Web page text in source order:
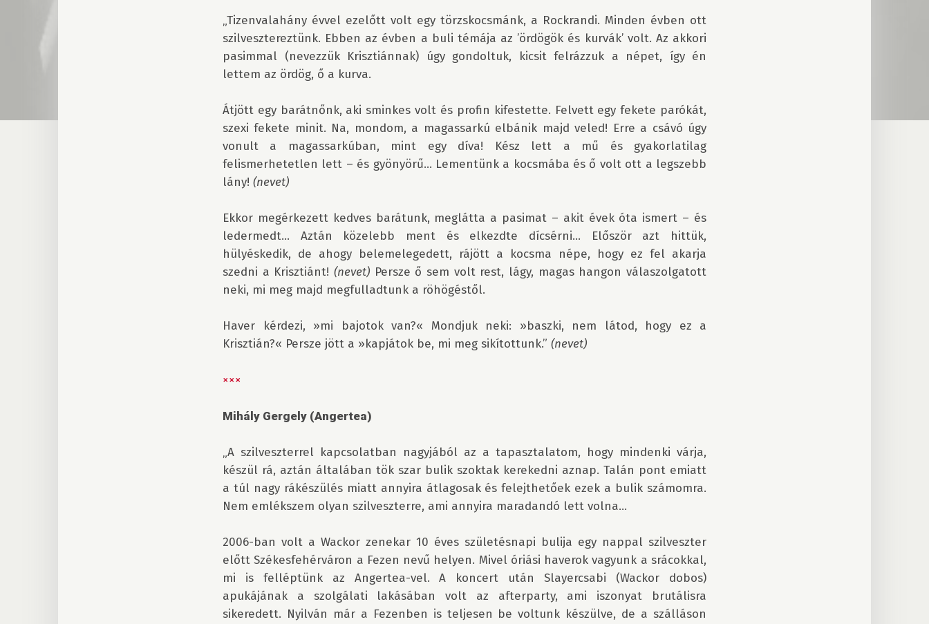
„Tizenvalahány évvel ezelőtt volt egy törzskocsmánk, a Rockrandi. Minden évben ott
szilvesztereztünk. Ebben az évben a buli témája az ’ördögök és kurvák’ volt. Az akkori
pasimmal (nevezzük Krisztiánnak) úgy gondoltuk, kicsit felrázzuk a népet, így én
lettem az ördög, ő a kurva.
Átjött egy barátnőnk, aki sminkes volt és profin kifestette. Felvett egy fekete parókát,
szexi fekete minit. Na, mondom, a magassarkú elbánik majd veled! Erre a csávó úgy
vonult a magassarkúban, mint egy díva! Kész lett a mű és gyakorlatilag
felismerhetetlen lett – és gyönyörű... Lementünk a kocsmába és ő volt ott a legszebb
lány! (nevet)
Ekkor megérkezett kedves barátunk, meglátta a pasimat – akit évek óta ismert – és
ledermedt... Aztán közelebb ment és elkezdte dícsérni... Először azt hittük,
hülyéskedik, de ahogy belemelegedett, rájött a kocsma népe, hogy ez fel akarja
szedni a Krisztiánt! (nevet) Persze ő sem volt rest, lágy, magas hangon válaszolgatott
neki, mi meg majd megfulladtunk a röhögéstől.
Haver kérdezi, »mi bajotok van?« Mondjuk neki: »baszki, nem látod, hogy ez a
Krisztián?« Persze jött a »kapjátok be, mi meg sikítottunk.” (nevet)
×××
Mihály Gergely (Angertea)
„A szilveszterrel kapcsolatban nagyjából az a tapasztalatom, hogy mindenki várja,
készül rá, aztán általában tök szar bulik szoktak kerekedni aznap. Talán pont emiatt
a túl nagy rákészülés miatt annyira átlagosak és felejthetőek ezek a bulik számomra.
Nem emlékszem olyan szilveszterre, ami annyira maradandó lett volna…
2006-ban volt a Wackor zenekar 10 éves születésnapi bulija egy nappal szilveszter
előtt Székesfehérváron a Fezen nevű helyen. Mivel óriási haverok vagyunk a srácokkal,
mi is felléptünk az Angertea-vel. A koncert után Slayercsabi (Wackor dobos)
apukájának a szolgálati lakásában volt az afterparty, ami iszonyat brutálisra
sikeredett. Nyilván már a Fezenben is teljesen be voltunk készülve, de a szálláson